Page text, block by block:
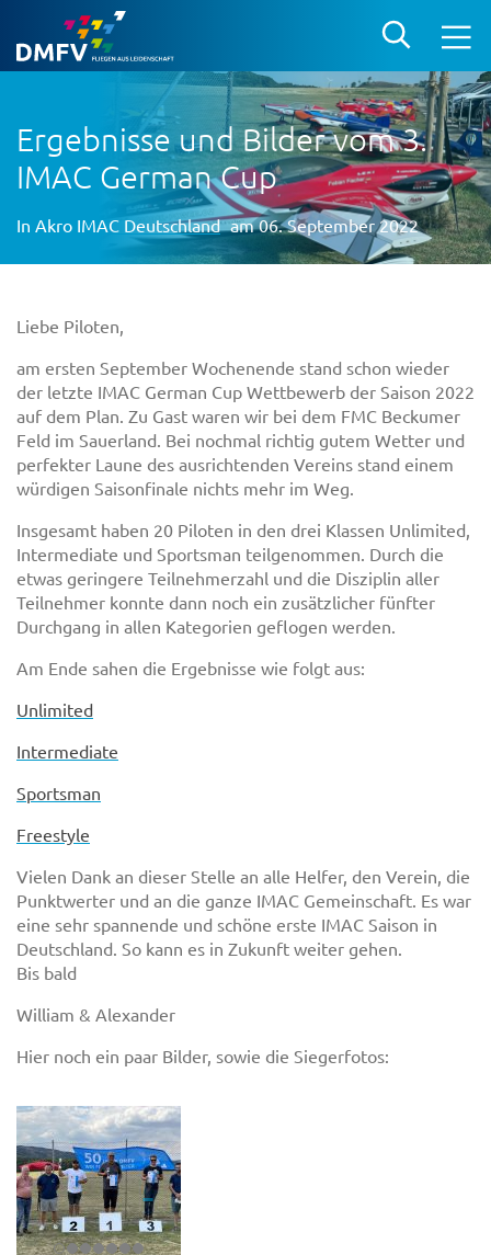
Ergebnisse und Bilder vom 3.
IMAC German Cup
In Akro IMAC Deutschland am 06. September 2022
Liebe Piloten,
am ersten September Wochenende stand schon wieder
der letzte IMAC German Cup Wettbewerb der Saison 2022
auf dem Plan. Zu Gast waren wir bei dem FMC Beckumer
Feld im Sauerland. Bei nochmal richtig gutem Wetter und
perfekter Laune des ausrichtenden Vereins stand einem
würdigen Saisonfinale nichts mehr im Weg.
Insgesamt haben 20 Piloten in den drei Klassen Unlimited,
Intermediate und Sportsman teilgenommen. Durch die
etwas geringere Teilnehmerzahl und die Disziplin aller
Teilnehmer konnte dann noch ein zusätzlicher fünfter
Durchgang in allen Kategorien geflogen werden.
Am Ende sahen die Ergebnisse wie folgt aus:
Unlimited
Intermediate
Sportsman
Freestyle
Vielen Dank an dieser Stelle an alle Helfer, den Verein, die
Punktwerter und an die ganze IMAC Gemeinschaft. Es war
eine sehr spannende und schöne erste IMAC Saison in
Deutschland. So kann es in Zukunft weiter gehen.
Bis bald
William & Alexander
Hier noch ein paar Bilder, sowie die Siegerfotos: